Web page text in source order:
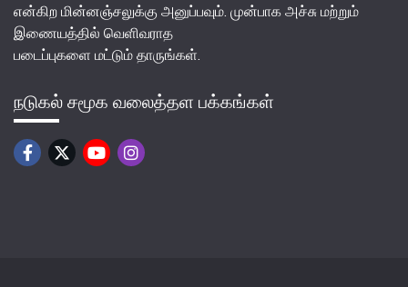
என்கிற மின்னஞ்சலுக்கு அனுப்பவும். முன்பாக அச்சு மற்றும்
இணையத்தில் வெளிவராத
படைப்புகளை மட்டும் தாருங்கள்.
நடுகல் சமூக வலைத்தள பக்கங்கள்